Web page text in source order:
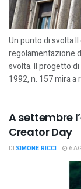
Un punto di svolta
regolamentazione
svolta. Il progetto
1992, n. 157 mira
A settembre
Creator Day
DI SIMONE RICCI 6